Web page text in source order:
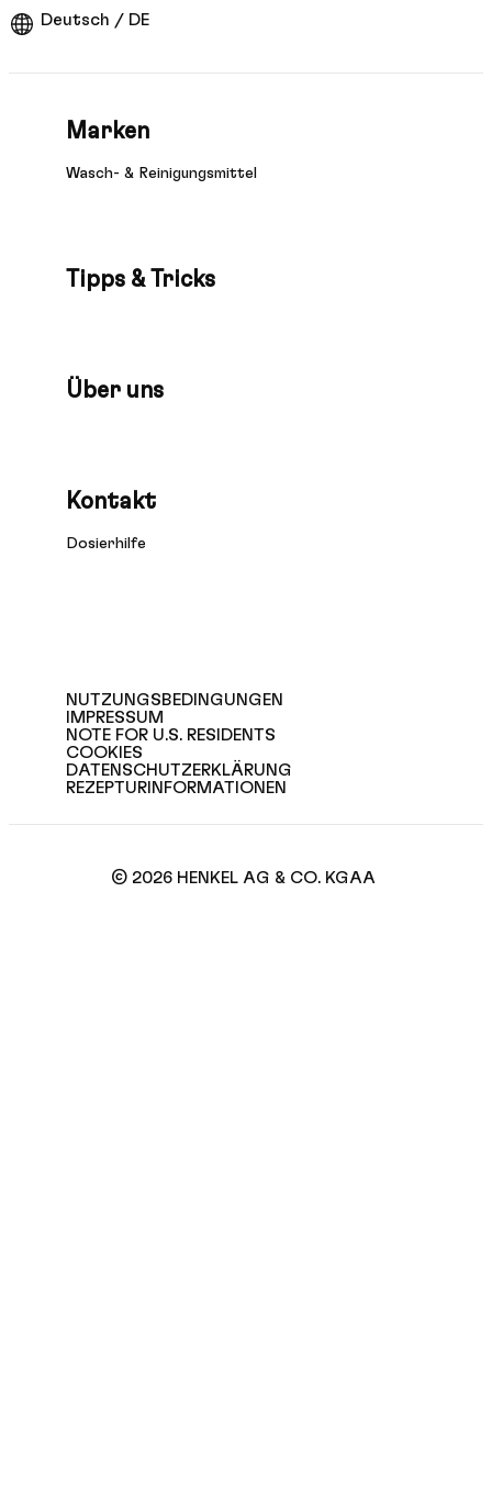
Deutsch / DE
Marken
Wasch- & Reinigungsmittel
Tipps & Tricks
Über uns
Kontakt
Dosierhilfe
NUTZUNGSBEDINGUNGEN
IMPRESSUM
NOTE FOR U.S. RESIDENTS
COOKIES
DATENSCHUTZERKLÄRUNG
REZEPTURINFORMATIONEN
© 2026 HENKEL AG & CO. KGAA